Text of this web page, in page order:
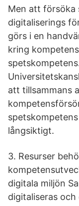
Men att försöka
digitaliserings
görs i en
kring
att tillsammans
långsiktigt.
3. Resurser
digitala miljön
digitaliseras